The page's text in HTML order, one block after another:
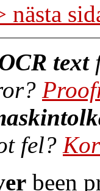
nästa
text
fel?
been